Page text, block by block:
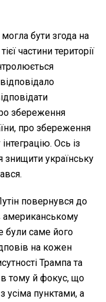
бути згода на
частини території
збереження
про збереження
Ось із
знищити українську
повернувся до
американському
були саме його
на кожен
Трампа та
тому й фокус, що
усіма пунктами, а